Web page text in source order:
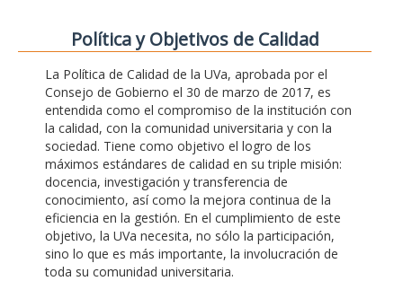
Polí­tica y Objetivos de Calidad
La Política de Calidad de la UVa, aprobada por el
Consejo de Gobierno el 30 de marzo de 2017, es
entendida como el compromiso de la institución con
la calidad, con la comunidad universitaria y con la
sociedad. Tiene como objetivo el logro de los
máximos estándares de calidad en su triple misión:
docencia, investigación y transferencia de
conocimiento, así como la mejora continua de la
eficiencia en la gestión. En el cumplimiento de este
objetivo, la UVa necesita, no sólo la participación,
sino lo que es más importante, la involucración de
toda su comunidad universitaria.